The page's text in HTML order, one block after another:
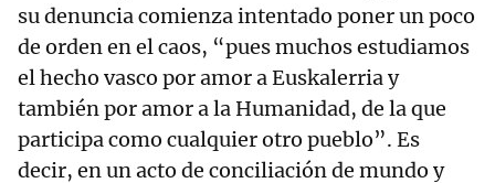
su denuncia comienza intentado poner un poco
de orden en el caos, “pues muchos estudiamos
el hecho vasco por amor a Euskalerria y
también por amor a la Humanidad, de la que
participa como cualquier otro pueblo”. Es
decir, en un acto de conciliación de mundo y